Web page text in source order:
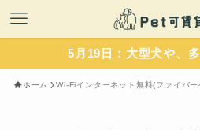
5月19日：大型犬や、多
ホーム Wi-Fiインターネット無料(ファイバー